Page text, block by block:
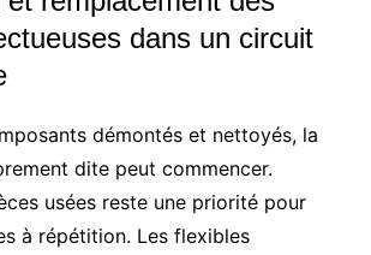
dans un circuit
démontés et nettoyés, la
dite peut commencer.
usées reste une priorité pour
à répétition. Les flexibles